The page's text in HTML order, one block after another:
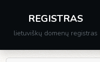
REGISTRAS
lietuviškų domenų registras